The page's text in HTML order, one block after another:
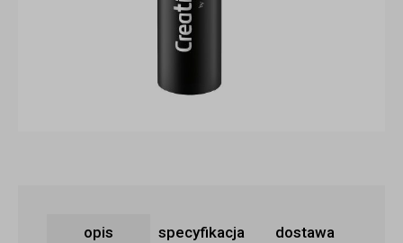
opis specyfikacja dostawa